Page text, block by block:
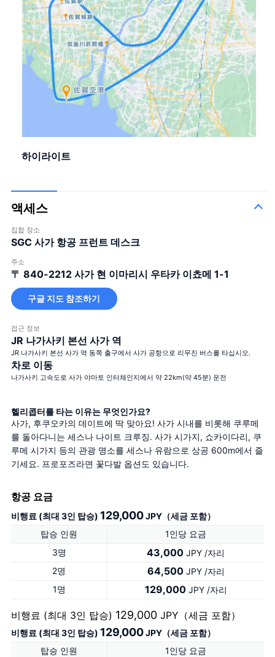
하이라이트
액세스
집합 장소
SGC 사가 항공 프런트 데스크
주소
〒 840-2212 사가 현 이마리시 우타카 이쵸메 1-1
구글 지도 참조하기
접근 정보
JR 나가사키 본선 사가 역
JR 나가사키 본선 사가 역 동쪽 출구에서 사가 공항으로 리무진 버스를 타십시오.
차로 이동
나가사키 고속도로 사가 야마토 인터체인지에서 약 22km(약 45분) 운전
헬리콥터를 타는 이유는 무엇인가요?
사가, 후쿠오카의 데이트에 딱 맞아요! 사가 시내를 비롯해 쿠루메
를 돌아다니는 세스나 나이트 크루징. 사가 시가지, 쇼카이다리, 쿠
루메 시가지 등의 관광 명소를 세스나 유람으로 상공 600m에서 즐
기세요. 프로포즈라면 꽃다발 옵션도 있습니다.
항공 요금
비행료 (최대 3인 탑승) 129,000JPY（세금 포함）
탑승 인원
1인당 요금
3명
43,000 JPY /자리
2명
64,500JPY /자리
1명
129,000JPY /자리
비행료 (최대 3인 탑승) 129,000 JPY（세금 포함）
비행료 (최대 3인 탑승) 129,000JPY（세금 포함）
탑승 인원
1인당 요금